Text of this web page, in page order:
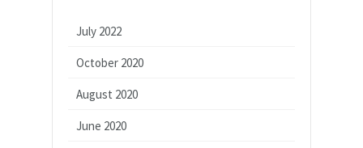
July 2022
October 2020
August 2020
June 2020